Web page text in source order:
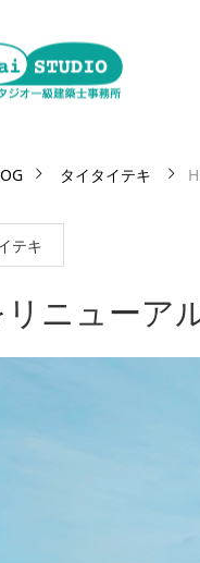
タイタイテキ
テキ
ニューア